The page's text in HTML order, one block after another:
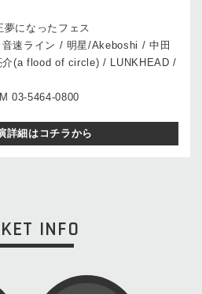
になったフェス
速ライン / 明星/Akeboshi / 中田
(a flood of circle) / LUNKHEAD /
03-5464-0800
詳細はコチラから
INFO